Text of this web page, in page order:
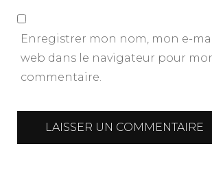
Enregistrer mon nom, mon e-
web dans le navigateur pour
commentaire.